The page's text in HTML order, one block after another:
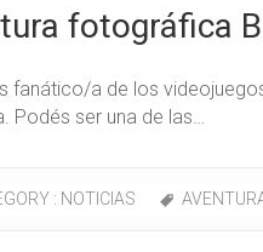
fotográfica
fanático/a de los
Podés ser una de las…
: NOTICIAS